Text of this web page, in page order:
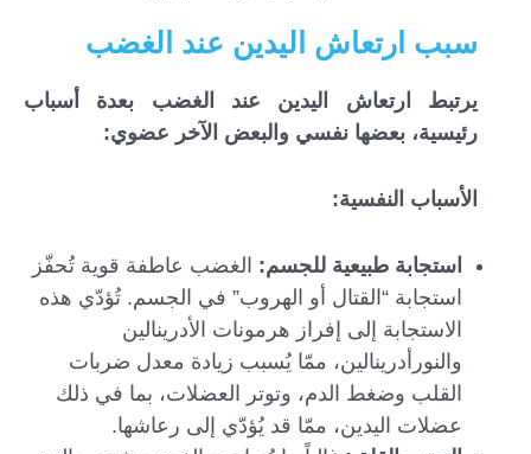
سبب ارتعاش اليدين عند الغضب
يرتبط ارتعاش اليدين عند الغضب بعدة أسباب
رئيسية، بعضها نفسي والبعض الآخر عضوي:
الأسباب النفسية:
استجابة طبيعية للجسم: الغضب عاطفة قوية تُحفّز
استجابة “القتال أو الهروب” في الجسم. تُؤدّي هذه
الاستجابة إلى إفراز هرمونات الأدرينالين
والنورأدرينالين، ممّا يُسبب زيادة معدل ضربات
القلب وضغط الدم، وتوتر العضلات، بما في ذلك
عضلات اليدين، ممّا قد يُؤدّي إلى رعاشها.